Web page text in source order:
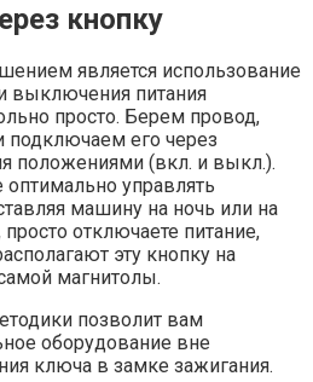
кнопку
является использование
выключения питания
просто. Берем провод,
подключаем его через
положениями (вкл. и выкл.).
оптимально управлять
машину на ночь или на
отключаете питание,
эту кнопку на
магнитолы.
позволит вам
оборудование вне
ключа в замке зажигания.